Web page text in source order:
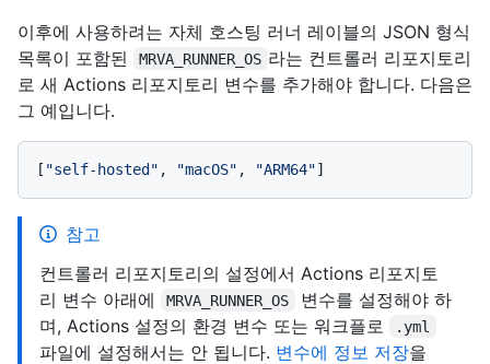
이후에 사용하려는 자체 호스팅 러너 레이블의 JSON 형식
목록이 포함된
MRVA_RUNNER_OS 라는 컨트롤러 리포지토리
로 새 Actions 리포지토리 변수를 추가해야 합니다. 다음은
그 예입니다.
[ "self-hosted" , "macOS" , "ARM64"]
참고
컨트롤러 리포지토리의 설정에서 Actions 리포지토
리 변수 아래에
MRVA_RUNNER_OS
변수를 설정해야 하
며, Actions 설정의 환경 변수 또는 워크플로
.yml
파일에 설정해서는 안 됩니다. 변수에 정보 저장을